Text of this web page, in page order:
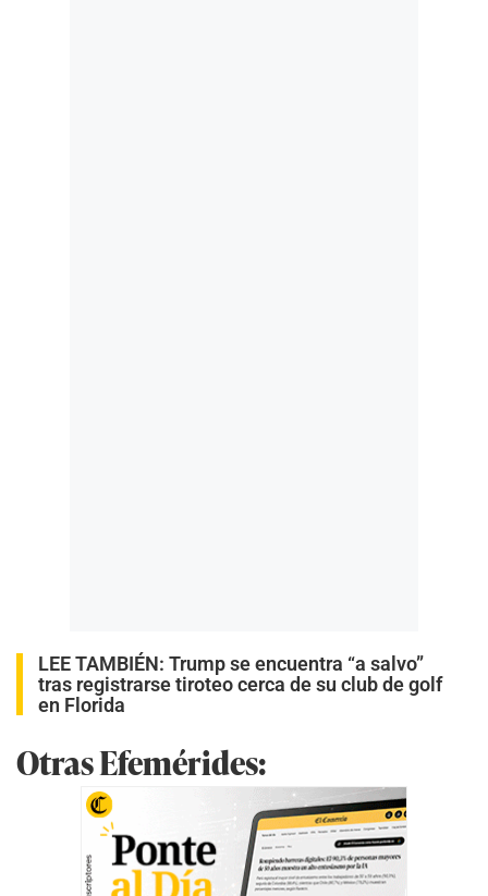
LEE TAMBIÉN: Trump se encuentra “a salvo”
tras registrarse tiroteo cerca de su club de golf
en Florida
Otras Efemérides: